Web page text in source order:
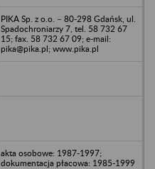
PIKA Sp. z o.o. – 80-298 Gdańsk, ul.
Spadochroniarzy 7, tel. 58 732 67
15; fax. 58 732 67 09; e-mail:
pika@pika.pl; www.pika.pl
akta osobowe: 1987-1997;
dokumentacja płacowa: 1985-1999